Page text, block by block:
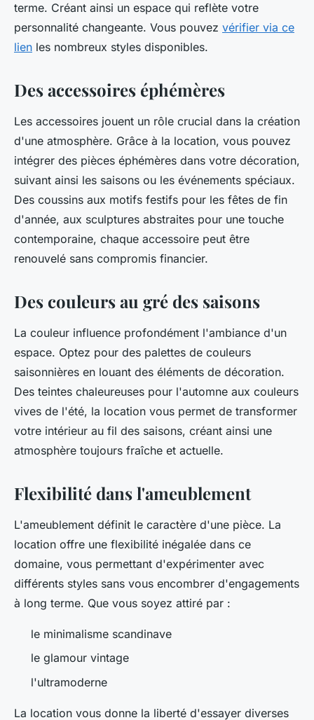
terme. Créant ainsi un espace qui reflète votre
personnalité changeante. Vous pouvez vérifier via ce
lien les nombreux styles disponibles.
Des accessoires éphémères
Les accessoires jouent un rôle crucial dans la création
d'une atmosphère. Grâce à la location, vous pouvez
intégrer des pièces éphémères dans votre décoration,
suivant ainsi les saisons ou les événements spéciaux.
Des coussins aux motifs festifs pour les fêtes de fin
d'année, aux sculptures abstraites pour une touche
contemporaine, chaque accessoire peut être
renouvelé sans compromis financier.
Des couleurs au gré des saisons
La couleur influence profondément l'ambiance d'un
espace. Optez pour des palettes de couleurs
saisonnières en louant des éléments de décoration.
Des teintes chaleureuses pour l'automne aux couleurs
vives de l'été, la location vous permet de transformer
votre intérieur au fil des saisons, créant ainsi une
atmosphère toujours fraîche et actuelle.
Flexibilité dans l'ameublement
L'ameublement définit le caractère d'une pièce. La
location offre une flexibilité inégalée dans ce
domaine, vous permettant d'expérimenter avec
différents styles sans vous encombrer d'engagements
à long terme. Que vous soyez attiré par :
le minimalisme scandinave
le glamour vintage
l'ultramoderne
La location vous donne la liberté d'essayer diverses